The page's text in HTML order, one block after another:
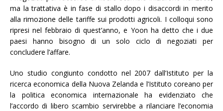
ma la trattativa è in fase di stallo dopo i disaccordi in merito
alla rimozione delle tariffe sui prodotti agricoli. I colloqui sono
ripresi nel febbraio di quest’anno, e Yoon ha detto che i due
paesi hanno bisogno di un solo ciclo di negoziati per
concludere l’affare.
Uno studio congiunto condotto nel 2007 dall’Istituto per la
ricerca economica della Nuova Zelanda e l’Istituto coreano per
la politica economica internazionale ha evidenziato che
l’accordo di libero scambio servirebbe a rilanciare l’economia